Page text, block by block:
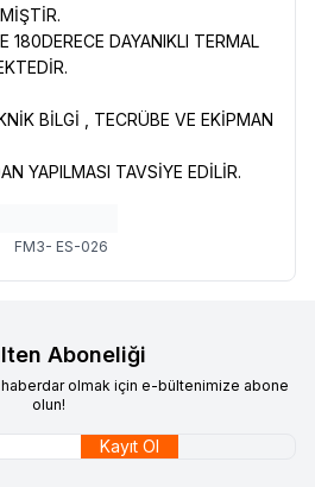
180DERECE DAYANIKLI TERMAL
BİLGİ , TECRÜBE VE EKİPMAN
YAPILMASI TAVSİYE EDİLİR.
FM3- ES-026
Aboneliği
olmak için e-bültenimize abone
olun!
Kayıt Ol